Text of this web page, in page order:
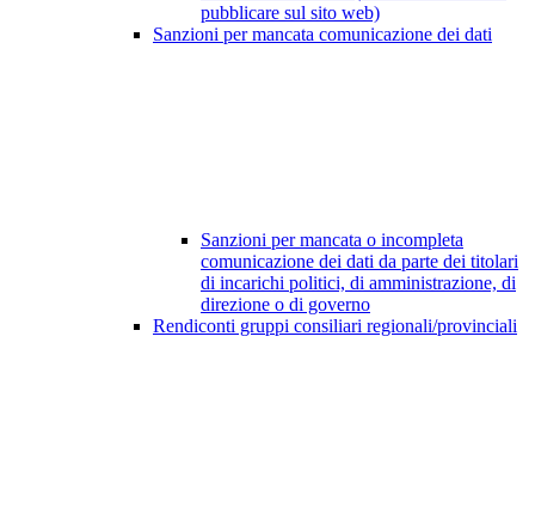
pubblicare sul sito web)
Sanzioni per mancata comunicazione dei dati
Sanzioni per mancata o incompleta
comunicazione dei dati da parte dei titolari
di incarichi politici, di amministrazione, di
direzione o di governo
Rendiconti gruppi consiliari regionali/provinciali